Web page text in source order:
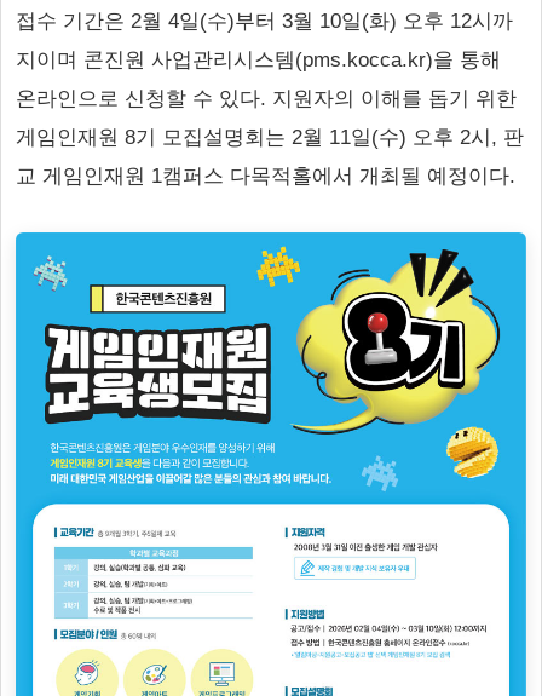
접수 기간은 2월 4일(수)부터 3월 10일(화) 오후 12시까
지이며 콘진원 사업관리시스템(pms.kocca.kr)을 통해
온라인으로 신청할 수 있다. 지원자의 이해를 돕기 위한
게임인재원 8기 모집설명회는 2월 11일(수) 오후 2시, 판
교 게임인재원 1캠퍼스 다목적홀에서 개최될 예정이다.